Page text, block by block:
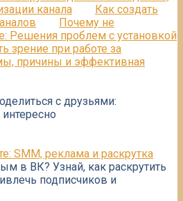
канала
Как создать
Почему не
Решения проблем с установкой
зрение при работе за
причины и эффективная
с друзьями:
SMM, реклама и раскрутка
в ВК? Узнай, как раскрутить
подписчиков и